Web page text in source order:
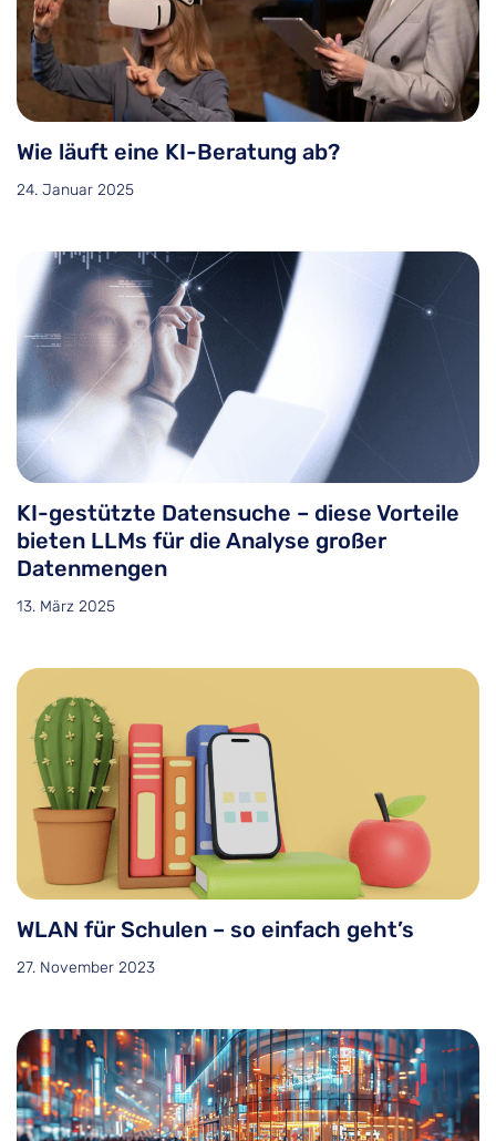
Wie läuft eine KI-Beratung ab?
24. Januar 2025
KI-gestützte Datensuche – diese Vorteile
bieten LLMs für die Analyse großer
Datenmengen
13. März 2025
WLAN für Schulen – so einfach geht’s
27. November 2023